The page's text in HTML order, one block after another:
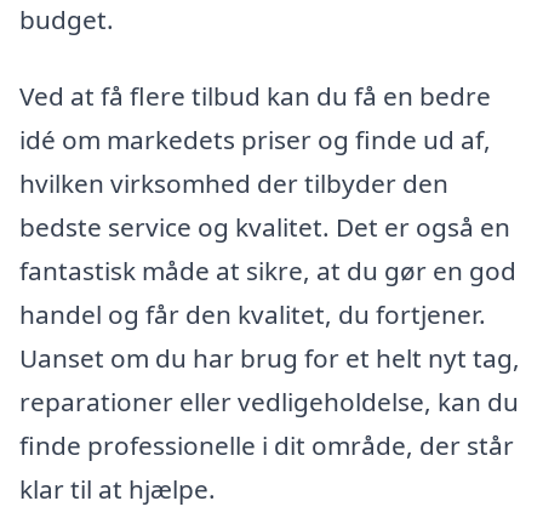
budget.
Ved at få flere tilbud kan du få en bedre
idé om markedets priser og finde ud af,
hvilken virksomhed der tilbyder den
bedste service og kvalitet. Det er også en
fantastisk måde at sikre, at du gør en god
handel og får den kvalitet, du fortjener.
Uanset om du har brug for et helt nyt tag,
reparationer eller vedligeholdelse, kan du
finde professionelle i dit område, der står
klar til at hjælpe.